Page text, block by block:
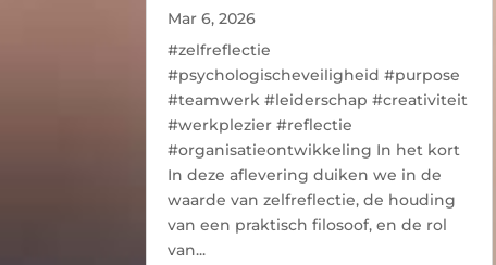
Mar 6, 2026
#zelfreflectie
#psychologischeveiligheid #purpose
#teamwerk #leiderschap #creativiteit
#werkplezier #reflectie
#organisatieontwikkeling In het kort
In deze aflevering duiken we in de
waarde van zelfreflectie, de houding
van een praktisch filosoof, en de rol
van...